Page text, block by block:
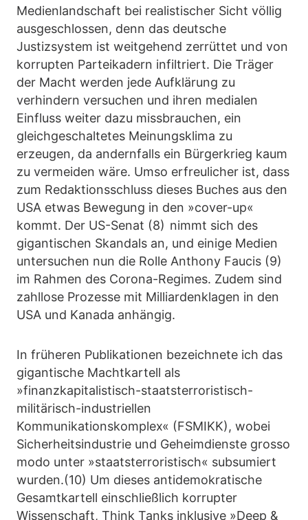
Medienlandschaft bei realistischer Sicht völlig
ausgeschlossen, denn das deutsche
Justizsystem ist weitgehend zerrüttet und von
korrupten Parteikadern infiltriert. Die Träger
der Macht werden jede Aufklärung zu
verhindern versuchen und ihren medialen
Einfluss weiter dazu missbrauchen, ein
gleichgeschaltetes Meinungsklima zu
erzeugen, da andernfalls ein Bürgerkrieg kaum
zu vermeiden wäre. Umso erfreulicher ist, dass
zum Redaktionsschluss dieses Buches aus den
USA etwas Bewegung in den »cover-up«
kommt. Der US-Senat (8) nimmt sich des
gigantischen Skandals an, und einige Medien
untersuchen nun die Rolle Anthony Faucis (9)
im Rahmen des Corona-Regimes. Zudem sind
zahllose Prozesse mit Milliardenklagen in den
USA und Kanada anhängig.
In früheren Publikationen bezeichnete ich das
gigantische Machtkartell als
»finanzkapitalistisch-staatsterroristisch-
militärisch-industriellen
Kommunikationskomplex« (FSMIKK), wobei
Sicherheitsindustrie und Geheimdienste grosso
modo unter »staatsterroristisch« subsumiert
wurden.(10) Um dieses antidemokratische
Gesamtkartell einschließlich korrupter
Wissenschaft, Think Tanks inklusive »Deep &